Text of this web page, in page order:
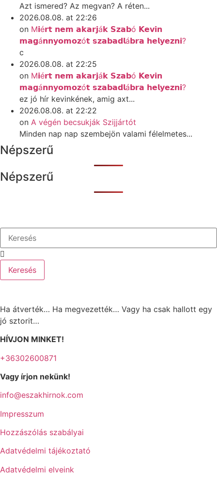
Azt ismered? Az megvan? A réten...
2026.08.08. at 22:26
on M𝗶é𝗿𝘁 𝗻𝗲𝗺 𝗮𝗸𝗮𝗿𝗷á𝗸 𝗦𝘇𝗮𝗯ó 𝗞𝗲𝘃𝗶𝗻
𝗺𝗮𝗴á𝗻𝗻𝘆𝗼𝗺𝗼𝘇ó𝘁 𝘀𝘇𝗮𝗯𝗮𝗱𝗹á𝗯𝗿𝗮 𝗵𝗲𝗹𝘆𝗲𝘇𝗻𝗶?
c
2026.08.08. at 22:25
on M𝗶é𝗿𝘁 𝗻𝗲𝗺 𝗮𝗸𝗮𝗿𝗷á𝗸 𝗦𝘇𝗮𝗯ó 𝗞𝗲𝘃𝗶𝗻
𝗺𝗮𝗴á𝗻𝗻𝘆𝗼𝗺𝗼𝘇ó𝘁 𝘀𝘇𝗮𝗯𝗮𝗱𝗹á𝗯𝗿𝗮 𝗵𝗲𝗹𝘆𝗲𝘇𝗻𝗶?
ez jó hír kevinkének, amig axt...
2026.08.08. at 22:22
on A végén becsukják Szijjártót
Minden nap nap szembejön valami félelmetes...
Népszerű
Népszerű
Keresés
Ha átverték… Ha megvezették… Vagy ha csak hallott egy
jó sztorit…
HÍVJON MINKET!
+36302600871
Vagy írjon nekünk!
info@eszakhirnok.com
Impresszum
Hozzászólás szabályai
Adatvédelmi tájékoztató
Adatvédelmi elveink